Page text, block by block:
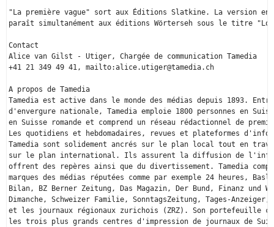
"La première vague" sort aux Éditions Slatkine. La version en
paraît simultanément aux éditions Wörterseh sous le titre
Contact
Alice van Gilst - Utiger, Chargée de communication Tamedia
+41 21 349 49 41, mailto:alice.utiger@tamedia.ch
A propos de Tamedia
Tamedia est active dans le monde des médias depuis 1893.
d'envergure nationale, Tamedia emploie 1800 personnes en
en Suisse romande et comprend un réseau rédactionnel de
Les quotidiens et hebdomadaires, revues et plateformes
Tamedia sont solidement ancrés sur le plan local tout en
sur le plan international. Ils assurent la diffusion de
offrent des repères ainsi que du divertissement. Tamedia
marques des médias réputées comme par exemple 24 heures,
Bilan, BZ Berner Zeitung, Das Magazin, Der Bund, Finanz und
Dimanche, Schweizer Familie, SonntagsZeitung, Tages-Anzeiger,
et les journaux régionaux zurichois (ZRZ). Son portefeuille
les trois plus grands centres d'impression de journaux de